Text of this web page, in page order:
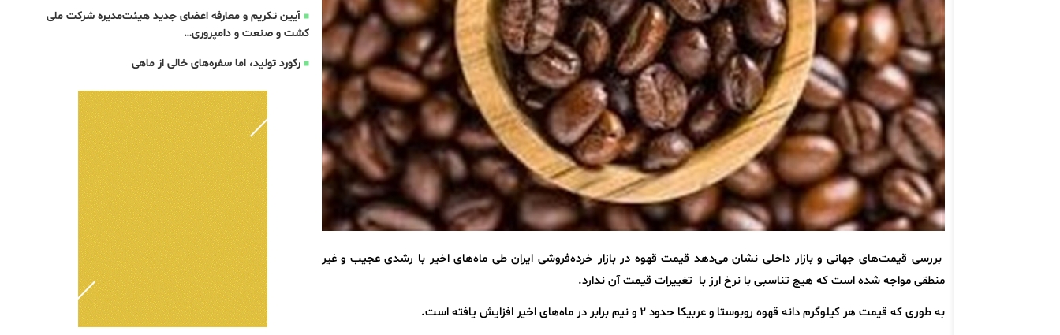
بررسی قیمت‌های جهانی و بازار داخلی نشان می‌دهد قیمت قهوه در بازار خرده‌فروشی ایران طی ماه‌های اخیر با رشدی عجیب و غیر
منطقی مواجه شده است که هیچ تناسبی با نرخ ارز با تغییرات قیمت آن ندارد.
به طوری که قیمت هر کیلوگرم دانه قهوه روبوستا و عربیکا حدود 2 و نیم برابر در ماه‌های اخیر افزایش یافته است.
آیین تکریم و معارفه اعضای جدید هیئت‌مدیره شرکت ملی
کشت و صنعت و دامپروری…
رکورد تولید، اما سفره‌های خالی از ماهی